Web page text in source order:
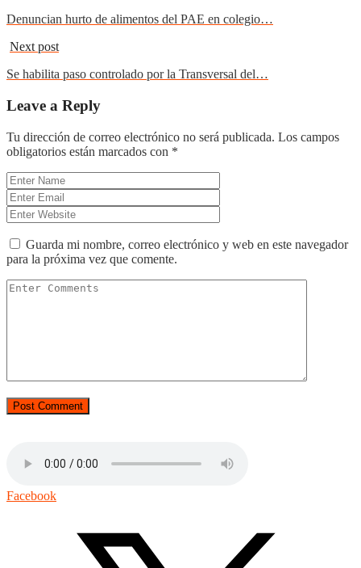
Denuncian hurto de alimentos del PAE en colegio…
Next post
Se habilita paso controlado por la Transversal del…
Leave a Reply
Tu dirección de correo electrónico no será publicada. Los campos
obligatorios están marcados con *
Guarda mi nombre, correo electrónico y web en este navegador
para la próxima vez que comente.
Facebook